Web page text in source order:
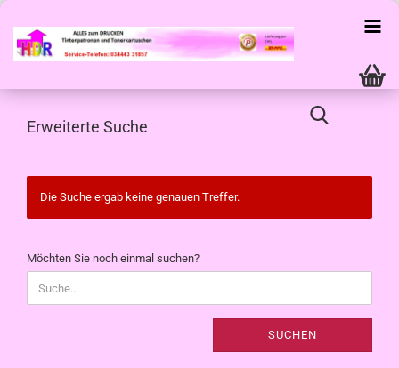
Erweiterte Suche
Die Suche ergab keine genauen Treffer.
MÖCHTEN
SIE
NOCH
EINMAL
Möchten Sie noch einmal suchen?
SUCHEN